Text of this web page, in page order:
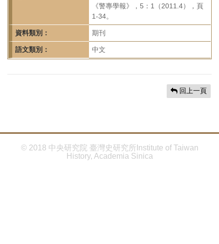
首
頁
《警專學報》，5：1（2011.4），頁
1-34。
資料類別： 期刊
語文類別： 中文
回上一頁
© 2018 中央研究院 臺灣史研究所Institute of Taiwan
History, Academia Sinica